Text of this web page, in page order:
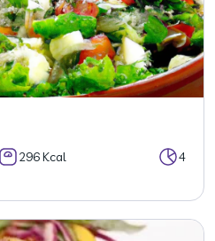
296 Kcal 4